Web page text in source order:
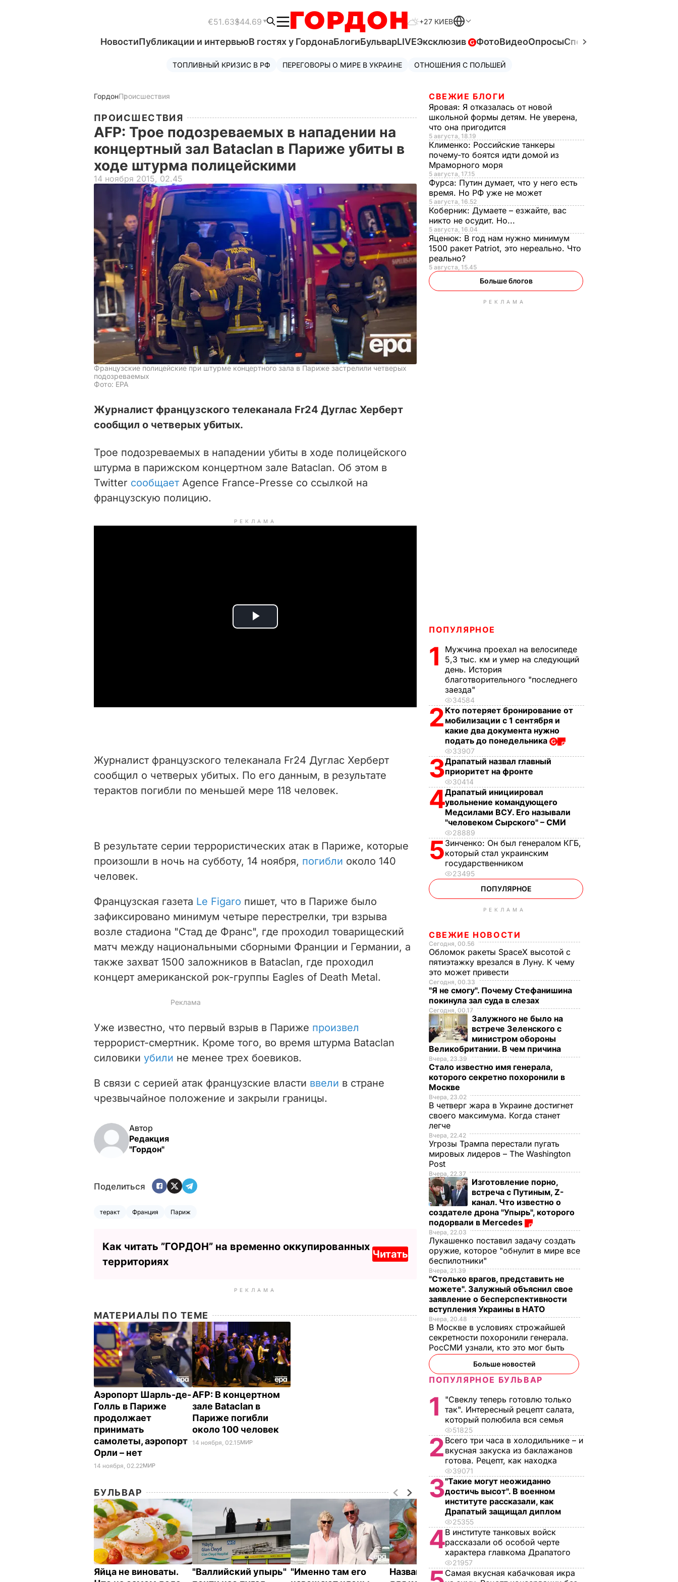
€51.63$44.69 +27 КИЕВ
НовостиПубликации и интервьюВ гостях у ГордонаБлогиБульварLIVEЭксклюзив ФотоВидеоОпросыСпецпроекты
ТОПЛИВНЫЙ КРИЗИС В РФ ПЕРЕГОВОРЫ О МИРЕ В УКРАИНЕ ОТНОШЕНИЯ С ПОЛЬШЕЙ
ГордонПроисшествия
ПРОИСШЕСТВИЯ
AFP: Трое подозреваемых в нападении на
концертный зал Bataclan в Париже убиты в
ходе штурма полицейскими
14 ноября 2015, 02.45
Французские полицейские при штурме концертного зала в Париже застрелили четверых
подозреваемых
Фото: ЕРА
Журналист французского телеканала Fr24 Дуглас Херберт
сообщил о четверых убитых.
Трое подозреваемых в нападении убиты в ходе полицейского
штурма в парижском концертном зале Bataclan. Об этом в
Twitter сообщаетAgence France-Presse со ссылкой на
французскую полицию.
РЕКЛАМА
P
d
e
Журналист французского телеканала Fr24 Дуглас Херберт
сообщил о четверых убитых. По его данным, в результате
терактов погибли по меньшей мере 118 человек.
В результате серии террористических атак в Париже, которые
произошли в ночь на субботу, 14 ноября, погибли около 140
человек.
Французская газета Le Figaro пишет, что в Париже было
зафиксировано минимум четыре перестрелки, три взрыва
возле стадиона "Стад де Франс", где проходил товарищеский
матч между национальными сборными Франции и Германии, а
также захват 1500 заложников в Bataclan, где проходил
концерт американской рок-группы Eagles of Death Metal.
Уже известно, что первый взрыв в Париже произвел
террорист-смертник. Кроме того, во время штурма Bataclan
силовики убили не менее трех боевиков.
В связи с серией атак французские власти ввели в стране
чрезвычайное положение и закрыли границы.
Автор
Редакция
"Гордон"
Поделиться
теракт Франция Париж
Как читать ”ГОРДОН” на временно оккупированных
территориях
Читать
РЕКЛАМА
МАТЕРИАЛЫ ПО ТЕМЕ
Аэропорт Шарль-де-
Голль в Париже
продолжает
принимать
самолеты, аэропорт
Орли – нет
14 ноября, 02.22МИР
AFP: В концертном
зале Bataclan в
Париже погибли
около 100 человек
14 ноября, 02.15МИР
БУЛЬВАР
Яйца не виноваты.
"Валлийский упырь" "Именно там его
Названа лучшая сольМария Бурмака: Нам
СВЕЖИЕ БЛОГИ
Яровая: Я отказалась от новой
школьной формы детям. Не уверена,
что она пригодится
5 августа, 18.19
Клименко: Российские танкеры
почему-то боятся идти домой из
Мраморного моря
5 августа, 17.15
Фурса: Путин думает, что у него есть
время. Но РФ уже не может
5 августа, 16.52
Коберник: Думаете – езжайте, вас
никто не осудит. Но...
5 августа, 16.04
Яценюк: В год нам нужно минимум
1500 ракет Patriot, это нереально. Что
реально?
5 августа, 15.45
Больше блогов
РЕКЛАМА
ПОПУЛЯРНОЕ
1
Мужчина проехал на велосипеде
5,3 тыс. км и умер на следующий
день. История
благотворительного "последнего
заезда"
34584
2 Кто потеряет бронирование от
мобилизации с 1 сентября и
какие два документа нужно
подать до понедельника
33907
3Драпатый назвал главный
приоритет на фронте
30414
4Драпатый инициировал
увольнение командующего
Медсилами ВСУ. Его называли
"человеком Сырского" – СМИ
28889
5Зинченко: Он был генералом КГБ,
который стал украинским
государственником
23495
ПОПУЛЯРНОЕ
РЕКЛАМА
СВЕЖИЕ НОВОСТИ
Сегодня, 00.56
Обломок ракеты SpaceX высотой с
пятиэтажку врезался в Луну. К чему
это может привести
Сегодня, 00.33
"Я не смогу". Почему Стефанишина
покинула зал суда в слезах
Сегодня, 00.17
Залужного не было на
встрече Зеленского с
министром обороны
Великобритании. В чем причина
Вчера, 23.39
Стало известно имя генерала,
которого секретно похоронили в
Москве
Вчера, 23.02
В четверг жара в Украине достигнет
своего максимума. Когда станет
легче
Вчера, 22.42
Угрозы Трампа перестали пугать
мировых лидеров – The Washington
Post
Вчера, 22.37
Изготовление порно,
встреча с Путиным, Z-
канал. Что известно о
создателе дрона "Упырь", которого
подорвали в Mercedes
Вчера, 22.03
Лукашенко поставил задачу создать
оружие, которое "обнулит в мире все
беспилотники"
Вчера, 21.39
"Столько врагов, представить не
можете". Залужный объяснил свое
заявление о бесперспективности
вступления Украины в НАТО
Вчера, 20.48
В Москве в условиях строжайшей
секретности похоронили генерала.
РосСМИ узнали, кто это мог быть
Больше новостей
ПОПУЛЯРНОЕ БУЛЬВАР
1
"Свеклу теперь готовлю только
так". Интересный рецепт салата,
который полюбила вся семья
51825
2 Всего три часа в холодильнике – и
вкусная закуска из баклажанов
готова. Рецепт, как находка
39071
3"Такие могут неожиданно
достичь высот". В военном
институте рассказали, как
Драпатый защищал диплом
25355
4В институте танковых войск
рассказали об особой черте
характера главкома Драпатого
21957
Самая вкусная кабачковая икра